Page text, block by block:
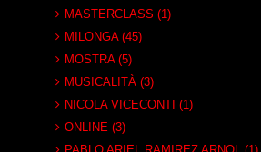
MASTERCLASS (1)
MILONGA (45)
MOSTRA (5)
MUSICALITÀ (3)
NICOLA VICECONTI (1)
ONLINE (3)